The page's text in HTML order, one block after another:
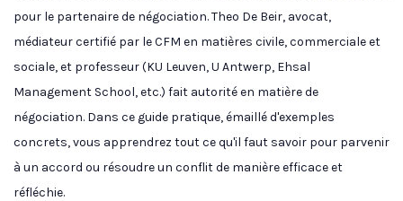
pour le partenaire de négociation. Theo De Beir, avocat,
médiateur certifié par le CFM en matières civile, commerciale et
sociale, et professeur (KU Leuven, U Antwerp, Ehsal
Management School, etc.) fait autorité en matière de
négociation. Dans ce guide pratique, émaillé d'exemples
concrets, vous apprendrez tout ce qu'il faut savoir pour parvenir
à un accord ou résoudre un conflit de manière efficace et
réfléchie.